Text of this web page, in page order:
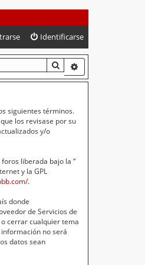
Identificarse
BUSCAR
siguientes términos.
los revisase por su
y/o
foros liberada bajo la “
y la GPL
.
donde
de Servicios de
cerrar cualquier tema
no será
datos sean